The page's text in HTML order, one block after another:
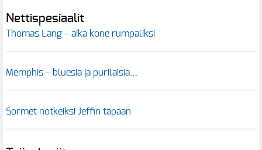
Nettispesiaalit
Thomas Lang – aika kone rumpaliksi
Memphis – bluesia ja purilaisia…
Sormet notkeiksi Jeffin tapaan